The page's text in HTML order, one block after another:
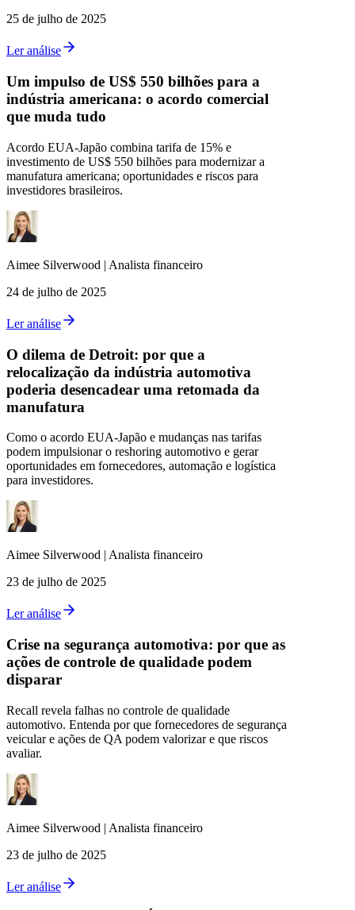
25 de julho de 2025
Ler análise
Um impulso de US$ 550 bilhões para a
indústria americana: o acordo comercial
que muda tudo
Acordo EUA-Japão combina tarifa de 15% e
investimento de US$ 550 bilhões para modernizar a
manufatura americana; oportunidades e riscos para
investidores brasileiros.
Aimee Silverwood | Analista financeiro
24 de julho de 2025
Ler análise
O dilema de Detroit: por que a
relocalização da indústria automotiva
poderia desencadear uma retomada da
manufatura
Como o acordo EUA-Japão e mudanças nas tarifas
podem impulsionar o reshoring automotivo e gerar
oportunidades em fornecedores, automação e logística
para investidores.
Aimee Silverwood | Analista financeiro
23 de julho de 2025
Ler análise
Crise na segurança automotiva: por que as
ações de controle de qualidade podem
disparar
Recall revela falhas no controle de qualidade
automotivo. Entenda por que fornecedores de segurança
veicular e ações de QA podem valorizar e que riscos
avaliar.
Aimee Silverwood | Analista financeiro
23 de julho de 2025
Ler análise